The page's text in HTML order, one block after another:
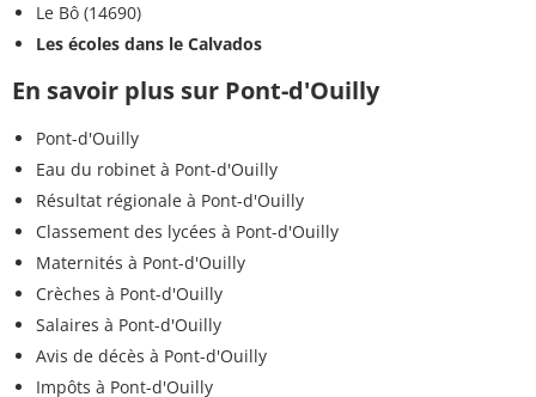
Le Bô (14690)
Les écoles dans le Calvados
En savoir plus sur Pont-d'Ouilly
Pont-d'Ouilly
Eau du robinet à Pont-d'Ouilly
Résultat régionale à Pont-d'Ouilly
Classement des lycées à Pont-d'Ouilly
Maternités à Pont-d'Ouilly
Crèches à Pont-d'Ouilly
Salaires à Pont-d'Ouilly
Avis de décès à Pont-d'Ouilly
Impôts à Pont-d'Ouilly